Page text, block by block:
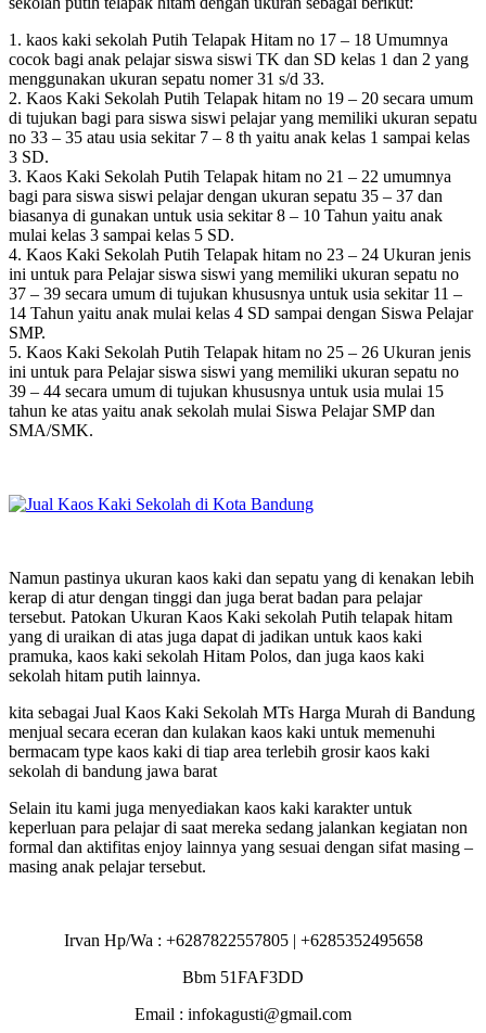
1. kaos kaki sekolah Putih Telapak Hitam no 17 – 18 Umumnya
cocok bagi anak pelajar siswa siswi TK dan SD kelas 1 dan 2 yang
menggunakan ukuran sepatu nomer 31 s/d 33.
2. Kaos Kaki Sekolah Putih Telapak hitam no 19 – 20 secara umum
di tujukan bagi para siswa siswi pelajar yang memiliki ukuran sepatu
no 33 – 35 atau usia sekitar 7 – 8 th yaitu anak kelas 1 sampai kelas
3 SD.
3. Kaos Kaki Sekolah Putih Telapak hitam no 21 – 22 umumnya
bagi para siswa siswi pelajar dengan ukuran sepatu 35 – 37 dan
biasanya di gunakan untuk usia sekitar 8 – 10 Tahun yaitu anak
mulai kelas 3 sampai kelas 5 SD.
4. Kaos Kaki Sekolah Putih Telapak hitam no 23 – 24 Ukuran jenis
ini untuk para Pelajar siswa siswi yang memiliki ukuran sepatu no
37 – 39 secara umum di tujukan khususnya untuk usia sekitar 11 –
14 Tahun yaitu anak mulai kelas 4 SD sampai dengan Siswa Pelajar
SMP.
5. Kaos Kaki Sekolah Putih Telapak hitam no 25 – 26 Ukuran jenis
ini untuk para Pelajar siswa siswi yang memiliki ukuran sepatu no
39 – 44 secara umum di tujukan khususnya untuk usia mulai 15
tahun ke atas yaitu anak sekolah mulai Siswa Pelajar SMP dan
SMA/SMK.
Namun pastinya ukuran kaos kaki dan sepatu yang di kenakan lebih
kerap di atur dengan tinggi dan juga berat badan para pelajar
tersebut. Patokan Ukuran Kaos Kaki sekolah Putih telapak hitam
yang di uraikan di atas juga dapat di jadikan untuk kaos kaki
pramuka, kaos kaki sekolah Hitam Polos, dan juga kaos kaki
sekolah hitam putih lainnya.
kita sebagai Jual Kaos Kaki Sekolah MTs Harga Murah di Bandung
menjual secara eceran dan kulakan kaos kaki untuk memenuhi
bermacam type kaos kaki di tiap area terlebih grosir kaos kaki
sekolah di bandung jawa barat
Selain itu kami juga menyediakan kaos kaki karakter untuk
keperluan para pelajar di saat mereka sedang jalankan kegiatan non
formal dan aktifitas enjoy lainnya yang sesuai dengan sifat masing –
masing anak pelajar tersebut.
Irvan Hp/Wa : +6287822557805 | +6285352495658
Bbm 51FAF3DD
Email : infokagusti@gmail.com